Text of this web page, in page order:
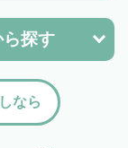
探す
なら